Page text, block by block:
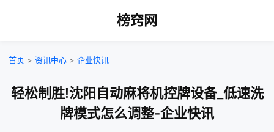
榜窍网
首页 > 资讯中心 > 企业快讯
轻松制胜!沈阳自动麻将机控牌设备_低速洗
牌模式怎么调整-企业快讯